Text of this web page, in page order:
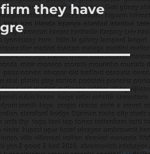
they have